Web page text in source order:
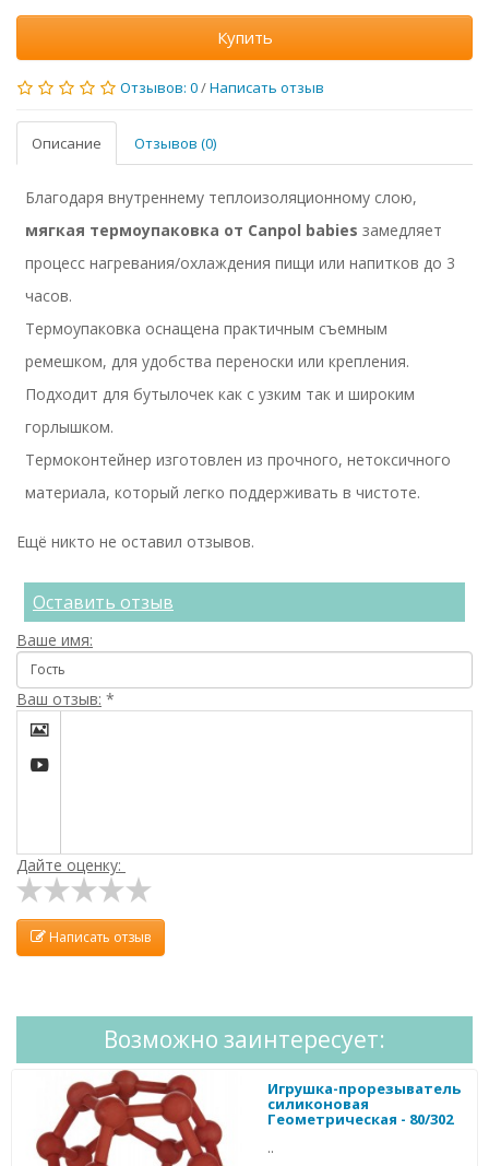
Купить
Отзывов: 0/Написать отзыв
Описание Отзывов (0)
Благодаря внутреннему теплоизоляционному слою,
мягкая термоупаковка от Canpol babies замедляет
процесс нагревания/охлаждения пищи или напитков до 3
часов.
Термоупаковка оснащена практичным съемным
ремешком, для удобства переноски или крепления.
Подходит для бутылочек как с узким так и широким
горлышком.
Термоконтейнер изготовлен из прочного, нетоксичного
материала, который легко поддерживать в чистоте.
Ещё никто не оставил отзывов.
Оставить отзыв
Ваше имя:
Ваш отзыв: *


Дайте оценку:
Написать отзыв
Возможно заинтересует:
Игрушка-прорезыватель
силиконовая
Геометрическая - 80/302
..